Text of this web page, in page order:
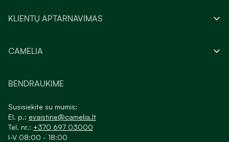
KLIENTŲ APTARNAVIMAS
CAMELIA
BENDRAUKIME
Susisiekite su mumis:
El. p.: evaistine@camelia.lt
Tel. nr.: +370 697 03000
I-V 08:00 - 18:00